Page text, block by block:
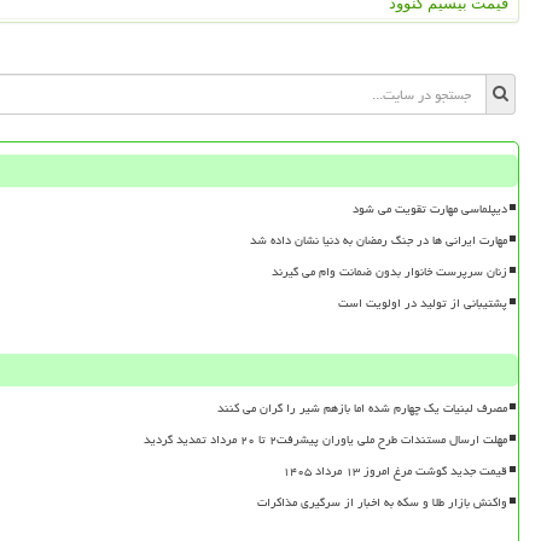
دیپلماسی مهارت تقویت می شود
مهارت ایرانی ها در جنگ رمضان به دنیا نشان داده شد
زنان سرپرست خانوار بدون ضمانت وام می گیرند
پشتیبانی از تولید در اولویت است
مصرف لبنیات یک چهارم شده اما بازهم شیر را گران می کنند
مهلت ارسال مستندات طرح ملی یاوران پیشرفت۲ تا ۲۰ مرداد تمدید گردید
قیمت جدید گوشت مرغ امروز ۱۳ مرداد ۱۴۰۵
واکنش بازار طلا و سکه به اخبار از سرگیری مذاکرات